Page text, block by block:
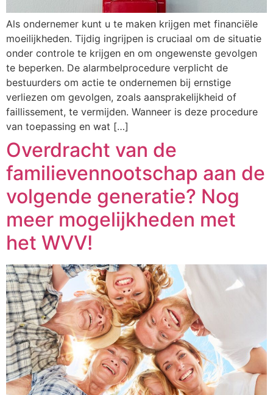
Als ondernemer kunt u te maken krijgen met financiële
moeilijkheden. Tijdig ingrijpen is cruciaal om de situatie
onder controle te krijgen en om ongewenste gevolgen
te beperken. De alarmbelprocedure verplicht de
bestuurders om actie te ondernemen bij ernstige
verliezen om gevolgen, zoals aansprakelijkheid of
faillissement, te vermijden. Wanneer is deze procedure
van toepassing en wat […]
Overdracht van de
familievennootschap aan de
volgende generatie? Nog
meer mogelijkheden met
het WVV!